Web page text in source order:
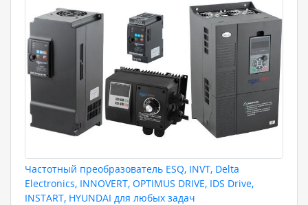
Частотный преобразователь ESQ, INVT, Delta
Electronics, INNOVERT, OPTIMUS DRIVE, IDS Drive,
INSTART, HYUNDAI для любых задач